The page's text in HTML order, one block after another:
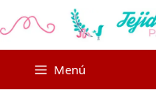
al
Menú